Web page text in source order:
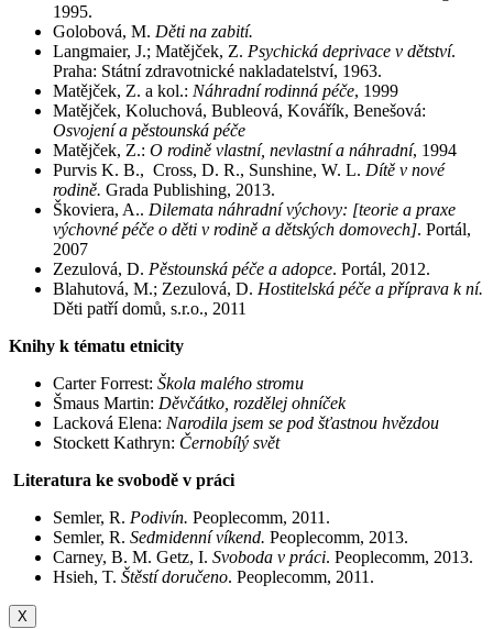
1995.
Golobová, M. Děti na zabití.
Langmaier, J.; Matějček, Z. Psychická deprivace v dětství.
Praha: Státní zdravotnické nakladatelství, 1963.
Matějček, Z. a kol.: Náhradní rodinná péče, 1999
Matějček, Koluchová, Bubleová, Kovářík, Benešová:
Osvojení a pěstounská péče
Matějček, Z.: O rodině vlastní, nevlastní a náhradní, 1994
Purvis K. B., Cross, D. R., Sunshine, W. L. Dítě v nové
rodině. Grada Publishing, 2013.
Škoviera, A.. Dilemata náhradní výchovy: [teorie a praxe
výchovné péče o děti v rodině a dětských domovech]. Portál,
2007
Zezulová, D. Pěstounská péče a adopce. Portál, 2012.
Blahutová, M.; Zezulová, D. Hostitelská péče a příprava k ní.
Děti patří domů, s.r.o., 2011
Knihy k tématu etnicity
Carter Forrest: Škola malého stromu
Šmaus Martin: Děvčátko, rozdělej ohníček
Lacková Elena: Narodila jsem se pod šťastnou hvězdou
Stockett Kathryn: Černobílý svět
Literatura ke svobodě v práci
Semler, R. Podivín. Peoplecomm, 2011.
Semler, R. Sedmidenní víkend. Peoplecomm, 2013.
Carney, B. M. Getz, I. Svoboda v práci. Peoplecomm, 2013.
Hsieh, T. Štěstí doručeno. Peoplecomm, 2011.
X